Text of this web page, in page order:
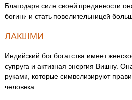
Благодаря силе своей преданности
богини и стать повелительницей
ЛАКШМИ
Индийский бог богатства имеет
супруга и активная энергия Вишну.
руками, которые символизируют
человека: